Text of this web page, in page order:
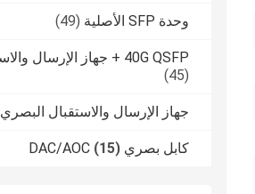
وحدة SFP الأصلية (49)
40G QSFP + جهاز الإرسال والاستقبال
(45)
جهاز الإرسال والاستقبال البصري SFP
كابل بصري DAC/AOC (15)